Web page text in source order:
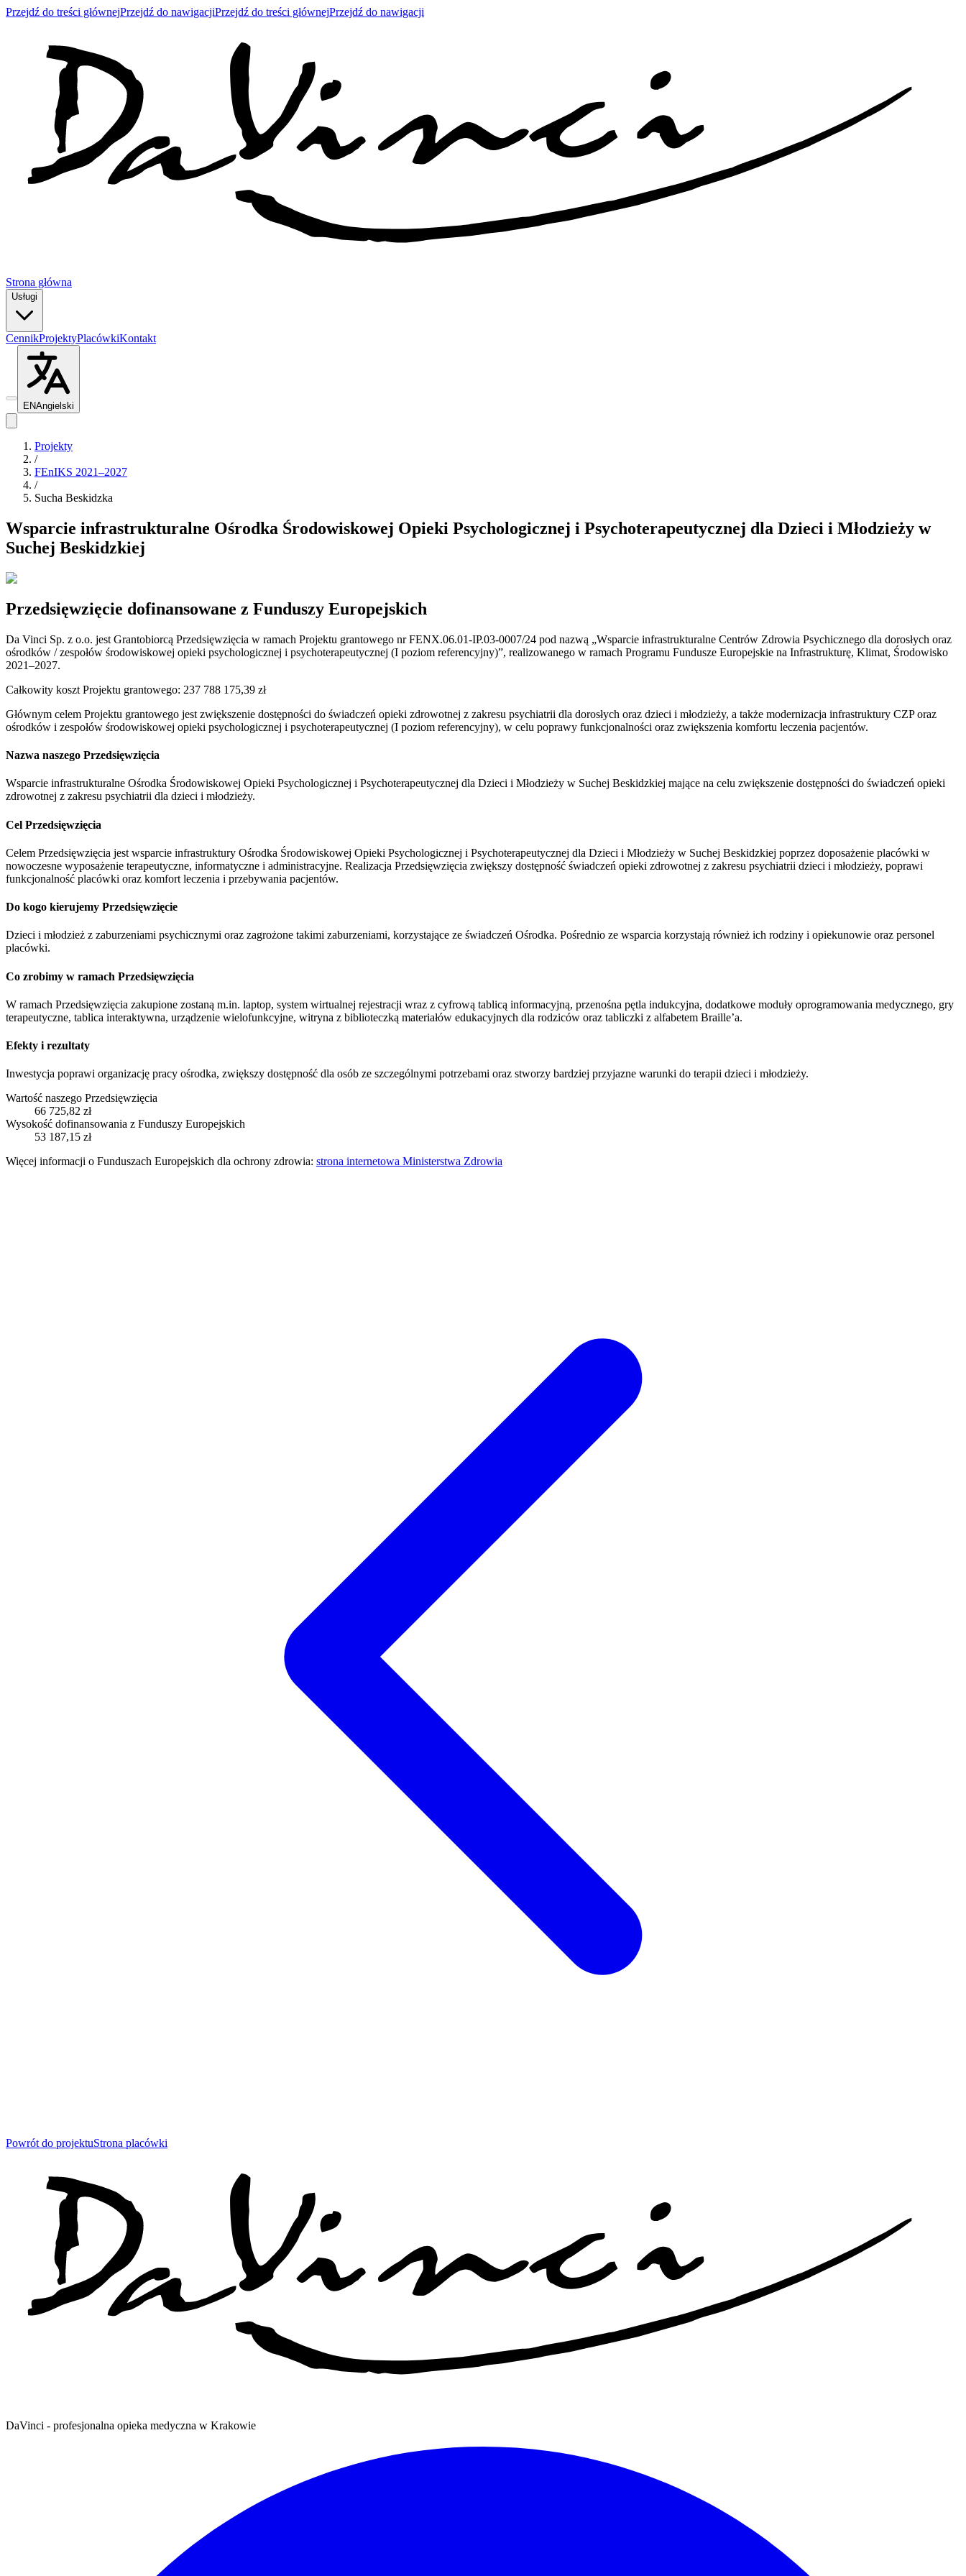
Przejdź do treści głównejPrzejdź do nawigacjiPrzejdź do treści głównejPrzejdź do nawigacji
Strona główna
Usługi
CennikProjektyPlacówkiKontakt
ENAngielski
Projekty
/
FEnIKS 2021–2027
/
Sucha Beskidzka
Wsparcie infrastrukturalne Ośrodka Środowiskowej Opieki Psychologicznej i Psychoterapeutycznej dla Dzieci i Młodzieży w
Suchej Beskidzkiej
Przedsięwzięcie dofinansowane z Funduszy Europejskich
Da Vinci Sp. z o.o. jest Grantobiorcą Przedsięwzięcia w ramach Projektu grantowego nr FENX.06.01-IP.03-0007/24 pod nazwą „Wsparcie infrastrukturalne Centrów Zdrowia Psychicznego dla dorosłych oraz
ośrodków / zespołów środowiskowej opieki psychologicznej i psychoterapeutycznej (I poziom referencyjny)”, realizowanego w ramach Programu Fundusze Europejskie na Infrastrukturę, Klimat, Środowisko
2021–2027.
Całkowity koszt Projektu grantowego: 237 788 175,39 zł
Głównym celem Projektu grantowego jest zwiększenie dostępności do świadczeń opieki zdrowotnej z zakresu psychiatrii dla dorosłych oraz dzieci i młodzieży, a także modernizacja infrastruktury CZP oraz
ośrodków i zespołów środowiskowej opieki psychologicznej i psychoterapeutycznej (I poziom referencyjny), w celu poprawy funkcjonalności oraz zwiększenia komfortu leczenia pacjentów.
Nazwa naszego Przedsięwzięcia
Wsparcie infrastrukturalne Ośrodka Środowiskowej Opieki Psychologicznej i Psychoterapeutycznej dla Dzieci i Młodzieży w Suchej Beskidzkiej mające na celu zwiększenie dostępności do świadczeń opieki
zdrowotnej z zakresu psychiatrii dla dzieci i młodzieży.
Cel Przedsięwzięcia
Celem Przedsięwzięcia jest wsparcie infrastruktury Ośrodka Środowiskowej Opieki Psychologicznej i Psychoterapeutycznej dla Dzieci i Młodzieży w Suchej Beskidzkiej poprzez doposażenie placówki w
nowoczesne wyposażenie terapeutyczne, informatyczne i administracyjne. Realizacja Przedsięwzięcia zwiększy dostępność świadczeń opieki zdrowotnej z zakresu psychiatrii dzieci i młodzieży, poprawi
funkcjonalność placówki oraz komfort leczenia i przebywania pacjentów.
Do kogo kierujemy Przedsięwzięcie
Dzieci i młodzież z zaburzeniami psychicznymi oraz zagrożone takimi zaburzeniami, korzystające ze świadczeń Ośrodka. Pośrednio ze wsparcia korzystają również ich rodziny i opiekunowie oraz personel
placówki.
Co zrobimy w ramach Przedsięwzięcia
W ramach Przedsięwzięcia zakupione zostaną m.in. laptop, system wirtualnej rejestracji wraz z cyfrową tablicą informacyjną, przenośna pętla indukcyjna, dodatkowe moduły oprogramowania medycznego, gry
terapeutyczne, tablica interaktywna, urządzenie wielofunkcyjne, witryna z biblioteczką materiałów edukacyjnych dla rodziców oraz tabliczki z alfabetem Braille’a.
Efekty i rezultaty
Inwestycja poprawi organizację pracy ośrodka, zwiększy dostępność dla osób ze szczególnymi potrzebami oraz stworzy bardziej przyjazne warunki do terapii dzieci i młodzieży.
Wartość naszego Przedsięwzięcia
66 725,82 zł
Wysokość dofinansowania z Funduszy Europejskich
53 187,15 zł
Więcej informacji o Funduszach Europejskich dla ochrony zdrowia: strona internetowa Ministerstwa Zdrowia
Powrót do projektuStrona placówki
DaVinci - profesjonalna opieka medyczna w Krakowie